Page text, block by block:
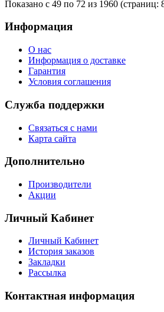
Показано с 49 по 72 из 1960 (страниц:
Информация
О нас
Информация о доставке
Гарантия
Условия соглашения
Служба поддержки
Связаться с нами
Карта сайта
Дополнительно
Производители
Акции
Личный Кабинет
Личный Кабинет
История заказов
Закладки
Рассылка
Контактная информация